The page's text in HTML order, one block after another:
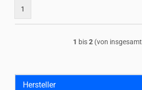
1
1 bis2(von insgesamt
Hersteller